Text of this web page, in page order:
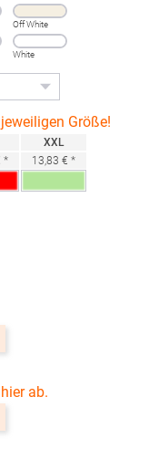
Off White
White
Größe!
*
XXL
13,83 € *
ab.